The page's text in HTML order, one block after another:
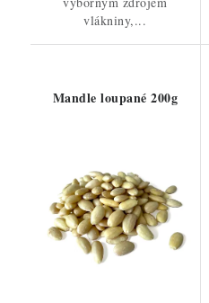
vlákniny,...
Mandle loupané 200g